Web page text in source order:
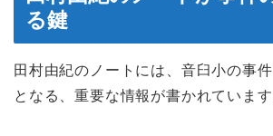
る鍵
田村由紀のノートには、音臼小の事
となる、重要な情報が書かれています